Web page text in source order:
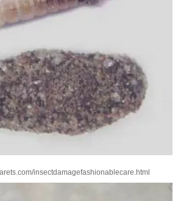
insectdamagefashionablecare.html